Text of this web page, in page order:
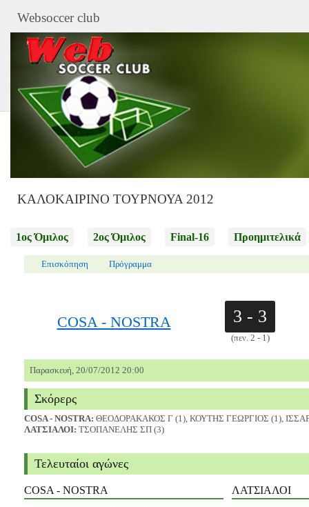
Websoccer club
ΚΑΛΟΚΑΙΡΙΝΟ ΤΟΥΡΝΟΥΑ 2012
1ος Όμιλος 2ος Όμιλος Final-16 Προημιτελικά
Επισκόπηση Πρόγραμμα
COSA - NOSTRA 3 - 3
(πεν. 2 - 1)
Παρασκευή, 20/07/2012 20:00
Σκόρερς
COSA - NOSTRA: ΘΕΟΔΟΡΑΚΑΚΟΣ Γ (1), ΚΟΥΤΗΣ ΓΕΩΡΓΙΟΣ (1),
ΛΑΤΣΙΑΛΟΙ: ΤΣΟΠΑΝΕΛΗΣ ΣΠ (3)
Τελευταίοι αγώνες
COSA - NOSTRA ΛΑΤΣΙΑΛΟΙ